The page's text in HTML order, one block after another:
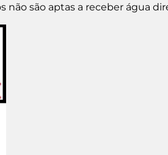
não são aptas a receber água